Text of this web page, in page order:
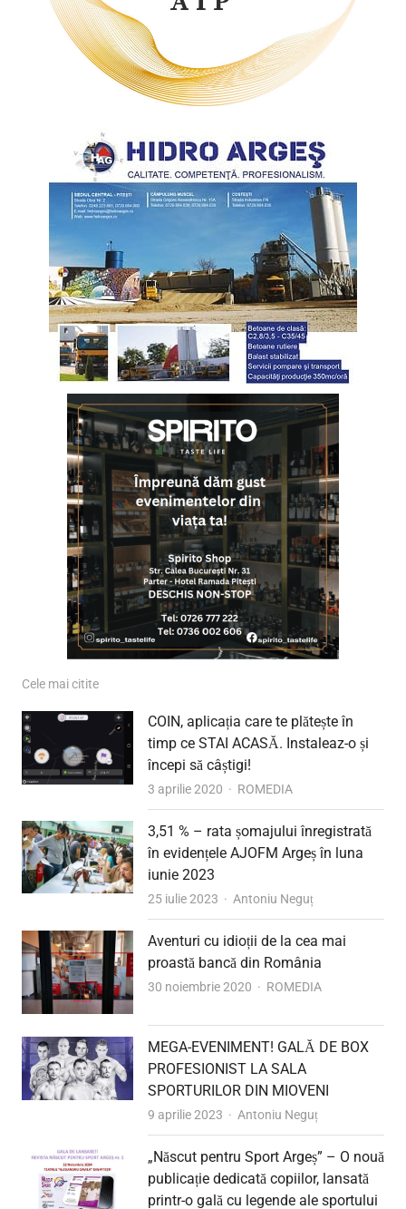
Cele mai citite
COIN, aplicația care te plătește în
timp ce STAI ACASĂ. Instaleaz-o și
începi să câștigi!
3 aprilie 2020 Author
ROMEDIA
3,51 % – rata șomajului înregistrată
în evidențele AJOFM Argeș în luna
iunie 2023
25 iulie 2023 Author
Antoniu Neguț
Aventuri cu idioții de la cea mai
proastă bancă din România
30 noiembrie 2020 Author
ROMEDIA
MEGA-EVENIMENT! GALĂ DE BOX
PROFESIONIST LA SALA
SPORTURILOR DIN MIOVENI
9 aprilie 2023 Author
Antoniu Neguț
„Născut pentru Sport Argeș” – O nouă
publicație dedicată copiilor, lansată
printr-o gală cu legende ale sportului